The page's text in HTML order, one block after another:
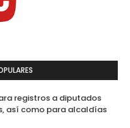
registros a diputados
así como para alcaldías